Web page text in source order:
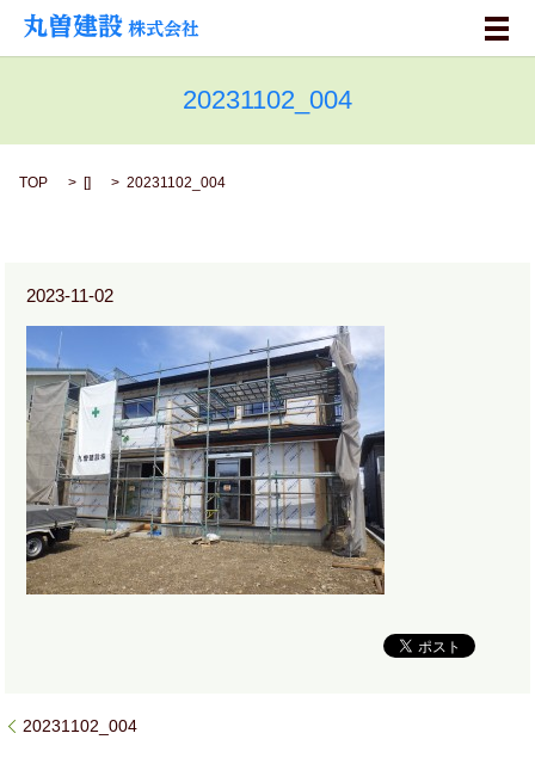
メ
20231102_004
TOP [] 20231102_004
2023-11-02
20231102_004